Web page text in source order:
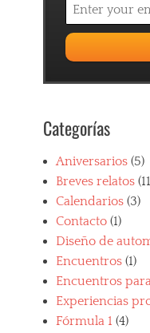
Categorías
Aniversarios (5)
Breves relatos
Calendarios (3)
Contacto (1)
Diseño de
Encuentros (1)
Encuentros
Experiencias
Fórmula 1 (4)